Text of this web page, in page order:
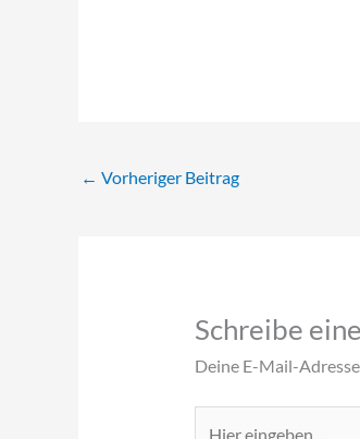
← Vorheriger Beitrag
Schreibe
Deine E-Mail-